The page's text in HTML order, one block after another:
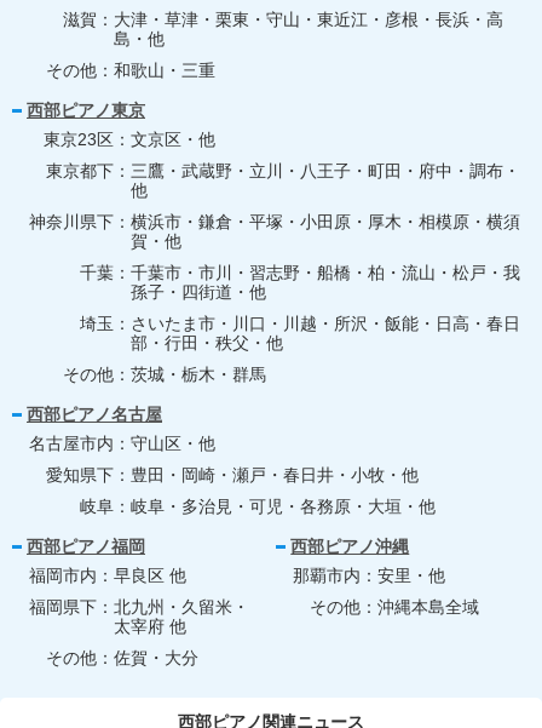
滋賀
大津・草津・栗東・守山・東近江・彦根・長浜・高
島・他
その他
和歌山・三重
西部ピアノ東京
東京23区
文京区・他
東京都下
三鷹・武蔵野・立川・八王子・町田・府中・調布・
他
神奈川県下
横浜市・鎌倉・平塚・小田原・厚木・相模原・横須
賀・他
千葉
千葉市・市川・習志野・船橋・柏・流山・松戸・我
孫子・四街道・他
埼玉
さいたま市・川口・川越・所沢・飯能・日高・春日
部・行田・秩父・他
その他
茨城・栃木・群馬
西部ピアノ名古屋
名古屋市内
守山区・他
愛知県下
豊田・岡崎・瀬戸・春日井・小牧・他
岐阜
岐阜・多治見・可児・各務原・大垣・他
西部ピアノ福岡
福岡市内
早良区 他
福岡県下
北九州・久留米・
太宰府 他
その他
佐賀・大分
西部ピアノ沖縄
那覇市内
安里・他
その他
沖縄本島全域
西部ピアノ関連ニュース